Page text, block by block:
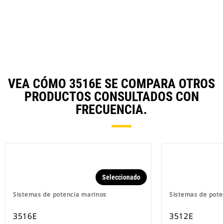
VEA CÓMO 3516E SE COMPARA OTROS
PRODUCTOS CONSULTADOS CON
FRECUENCIA.
Sistemas de potencia marinos
Seleccionado
3516E
Sistemas de
3512E